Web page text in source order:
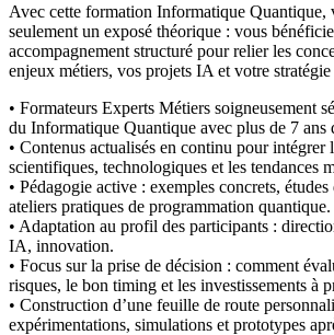
Avec cette formation Informatique Quantique,
seulement un exposé théorique : vous
accompagnement structuré pour relier les
enjeux métiers, vos projets IA et votre stratégie
• Formateurs Experts Métiers soigneusement
du Informatique Quantique avec plus de 7 ans
• Contenus actualisés en continu pour intégrer
scientifiques, technologiques et les tendances
• Pédagogie active : exemples concrets, études
ateliers pratiques de programmation quantique.
• Adaptation au profil des participants :
IA, innovation.
• Focus sur la prise de décision : comment
risques, le bon timing et les investissements à
• Construction d’une feuille de route
expérimentations, simulations et prototypes